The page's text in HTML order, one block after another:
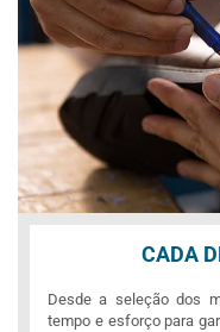
CADA
Desde a seleção dos
tempo e esforço para